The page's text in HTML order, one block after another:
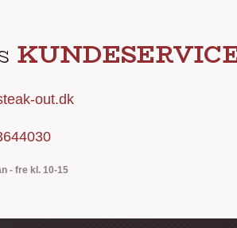
out.dk
- fre kl. 10-15